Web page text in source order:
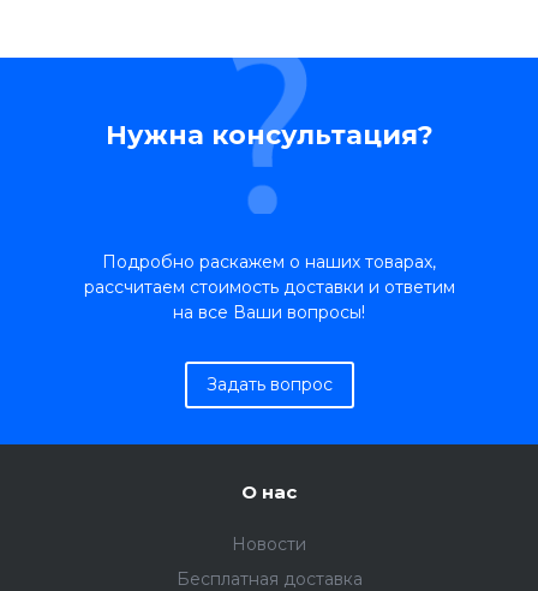
Нужна консультация?
Подробно раскажем о наших товарах,
рассчитаем стоимость доставки и ответим
на все Ваши вопросы!
Задать вопрос
О нас
Новости
Бесплатная доставка